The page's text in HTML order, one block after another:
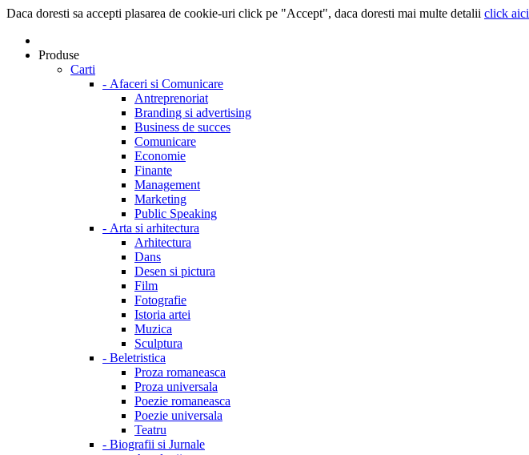
Daca doresti sa accepti plasarea de cookie-uri click pe "Accept", daca doresti mai multe detalii click aici
Produse
Carti
- Afaceri si Comunicare
Antreprenoriat
Branding si advertising
Business de succes
Comunicare
Economie
Finante
Management
Marketing
Public Speaking
- Arta si arhitectura
Arhitectura
Dans
Desen si pictura
Film
Fotografie
Istoria artei
Muzica
Sculptura
- Beletristica
Proza romaneasca
Proza universala
Poezie romaneasca
Poezie universala
Teatru
- Biografii si Jurnale